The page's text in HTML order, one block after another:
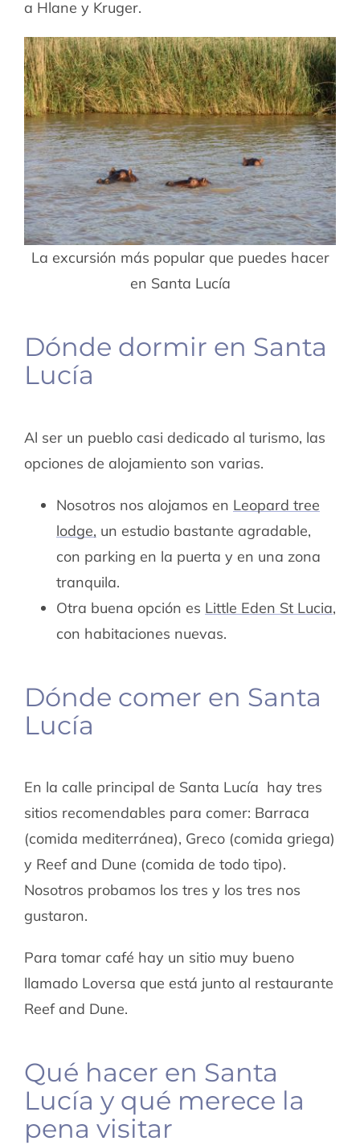
a Hlane y Kruger.
La excursión más popular que puedes hacer
en Santa Lucía
Dónde dormir en Santa
Lucía
Al ser un pueblo casi dedicado al turismo, las
opciones de alojamiento son varias.
Nosotros nos alojamos en Leopard tree
lodge, un estudio bastante agradable,
con parking en la puerta y en una zona
tranquila.
Otra buena opción es Little Eden St Lucia,
con habitaciones nuevas.
Dónde comer en Santa
Lucía
En la calle principal de Santa Lucía hay tres
sitios recomendables para comer: Barraca
(comida mediterránea), Greco (comida griega)
y Reef and Dune (comida de todo tipo).
Nosotros probamos los tres y los tres nos
gustaron.
Para tomar café hay un sitio muy bueno
llamado Loversa que está junto al restaurante
Reef and Dune.
Qué hacer en Santa
Lucía y qué merece la
pena visitar